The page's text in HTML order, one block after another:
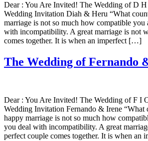
Dear : You Are Invited! The Wedding of D
Wedding Invitation Diah & Heru “What
marriage is not so much how compatible you
with incompatibility. A great marriage is not
comes together. It is when an imperfect […]
The Wedding of Fernando
Dear : You Are Invited! The Wedding of F I
Wedding Invitation Fernando & Irene “What
happy marriage is not so much how
you deal with incompatibility. A great
perfect couple comes together. It is when